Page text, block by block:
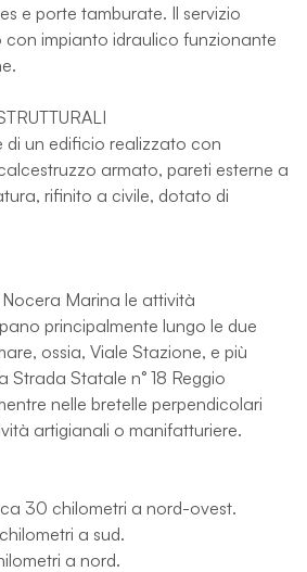
e porte tamburate. Il servizio
con impianto idraulico funzionante
di un edificio realizzato con
armato, pareti esterne a
rifinito a civile, dotato di
Marina le attività
principalmente lungo le due
ossia, Viale Stazione, e più
Strada Statale n° 18 Reggio
nelle bretelle perpendicolari
artigianali o manifatturiere.
30 chilometri a nord-ovest.
a sud.
a nord.